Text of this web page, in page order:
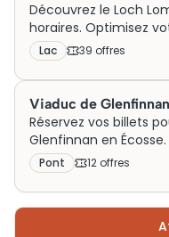
Découvrez le Loch
horaires. Optimisez
explorer Argyll and
Lac 39 offres
Viaduc de Glenfinnan
Réservez vos billets
Glenfinnan en
une visite inoubliable!
Pont 12 offres